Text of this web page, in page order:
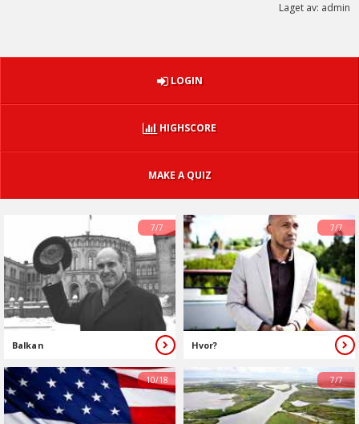
Laget av: admin
LOGIN
HIGHSCORE
MAKE A QUIZ
Balkan
7/7
Hvor?
7/7
10/18 7/7